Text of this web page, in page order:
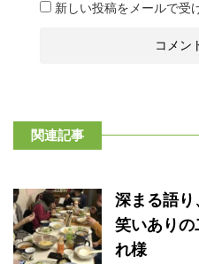
新しい投稿をメールで受
関連記事
深まる語り
笑いあり
れ様